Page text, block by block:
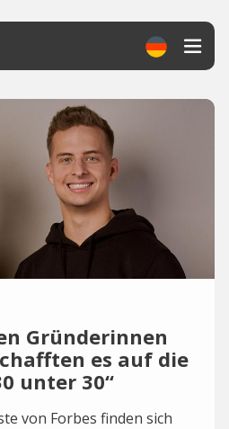
Gründerinnen
es auf die
unter 30“
von Forbes finden sich